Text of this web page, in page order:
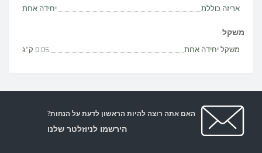
אריזה כוללת יחידה אחת
משקל
משקל יחידה אחת 0.05 ק"ג
האם אתה רוצה להיות הראשון לדעת על הנחות?
הירשמו לניוזלטר שלנו